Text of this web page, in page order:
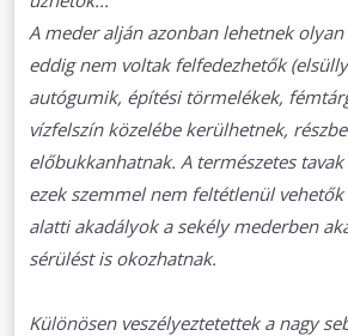
A meder alján azonban lehetnek
eddig nem voltak felfedezhetők
autógumik, építési törmelékek,
vízfelszín közelébe kerülhetnek,
előbukkanhatnak. A természetes
ezek szemmel nem feltétlenül vehetők
alatti akadályok a sekély mederben
sérülést is okozhatnak.
Különösen veszélyeztetettek a nagy